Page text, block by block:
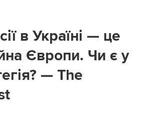
в Україні — це
Європи. Чи є у
— The